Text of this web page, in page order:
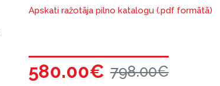
Apskati ražotāja pilno katalogu (.pdf formātā)
580.00€ 798.00€